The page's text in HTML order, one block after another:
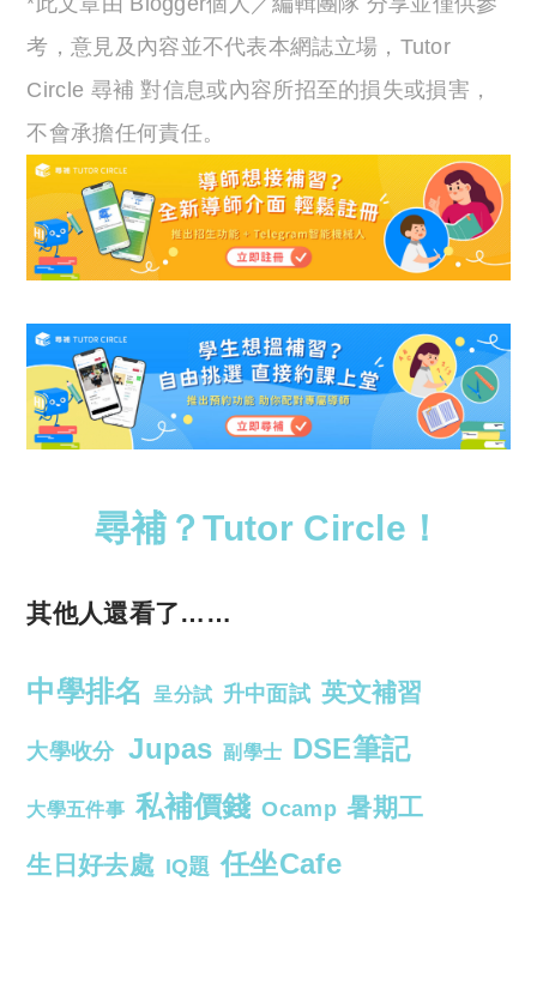
考，意見及內容並不代表本網誌立場，Tutor
Circle 尋補 對信息或內容所招至的損失或損害，
不會承擔任何責任。
尋補？Tutor Circle！
其他人還看了……
中學排名 呈分試 升中面試 英文補習
大學收分 Jupas 副學士 DSE筆記
大學五件事 私補價錢 Ocamp 暑期工
生日好去處 IQ題 任坐Cafe